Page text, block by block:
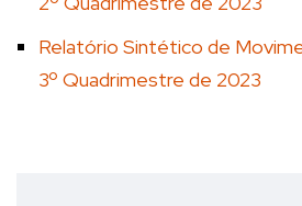
Relatório Sintético de
3º Quadrimestre de 2023